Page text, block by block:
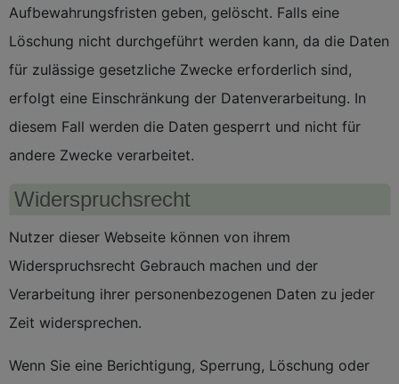
Aufbewahrungsfristen geben, gelöscht. Falls eine
Löschung nicht durchgeführt werden kann, da die Daten
für zulässige gesetzliche Zwecke erforderlich sind,
erfolgt eine Einschränkung der Datenverarbeitung. In
diesem Fall werden die Daten gesperrt und nicht für
andere Zwecke verarbeitet.
Widerspruchsrecht
Nutzer dieser Webseite können von ihrem
Widerspruchsrecht Gebrauch machen und der
Verarbeitung ihrer personenbezogenen Daten zu jeder
Zeit widersprechen.
Wenn Sie eine Berichtigung, Sperrung, Löschung oder